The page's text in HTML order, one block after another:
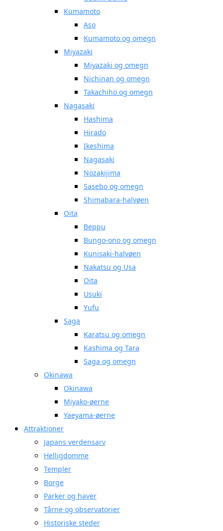
Kumamoto
Aso
Kumamoto og omegn
Miyazaki
Miyazaki og omegn
Nichinan og omegn
Takachiho og omegn
Nagasaki
Hashima
Hirado
Ikeshima
Nagasaki
Nozakijima
Sasebo og omegn
Shimabara-halvøen
Oita
Beppu
Bungo-ono og omegn
Kunisaki-halvøen
Nakatsu og Usa
Oita
Usuki
Yufu
Saga
Karatsu og omegn
Kashima og Tara
Saga og omegn
Okinawa
Okinawa
Miyako-øerne
Yaeyama-øerne
Attraktioner
Japans verdensarv
Helligdomme
Templer
Borge
Parker og haver
Tårne og observatorier
Historiske steder